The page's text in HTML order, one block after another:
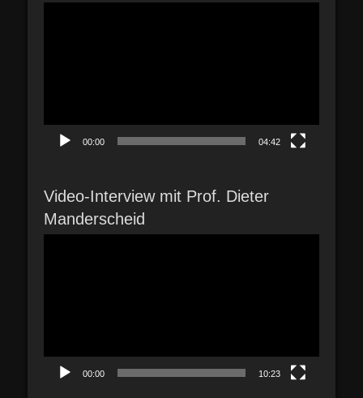
00:00 04:42
Video-Interview mit Prof. Dieter
Manderscheid
00:00 10:23